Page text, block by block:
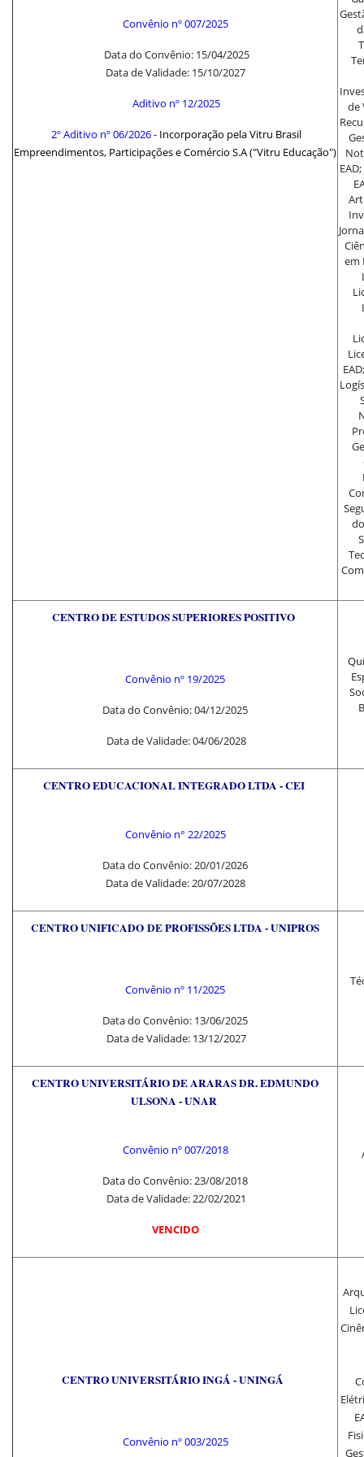
Convênio nº 007/2025
Data do Convênio: 15/04/2025
Data de Validade: 15/10/2027
Aditivo nº 12/2025
2º Aditivo nº 06/2026- Incorporação pela Vitru Brasil
Empreendimentos, Participações e Comércio S.A ("Vitru Educação")
de
em
CENTRO DE ESTUDOS SUPERIORES POSITIVO
Convênio nº 19/2025
Data do Convênio: 04/12/2025
Data de Validade: 04/06/2028
CENTRO EDUCACIONAL INTEGRADO LTDA - CEI
Convênio n° 22/2025
Data do Convênio: 20/01/2026
Data de Validade: 20/07/2028
CENTRO UNIFICADO DE PROFISSÕES LTDA - UNIPROS
Convênio nº 11/2025
Data do Convênio: 13/06/2025
Data de Validade: 13/12/2027
CENTRO UNIVERSITÁRIO DE ARARAS DR. EDMUNDO
ULSONA - UNAR
Convênio nº007/2018
Data do Convênio: 23/08/2018
Data de Validade: 22/02/2021
VENCIDO
CENTRO UNIVERSITÁRIO INGÁ - UNINGÁ
Convênio nº 003/2025